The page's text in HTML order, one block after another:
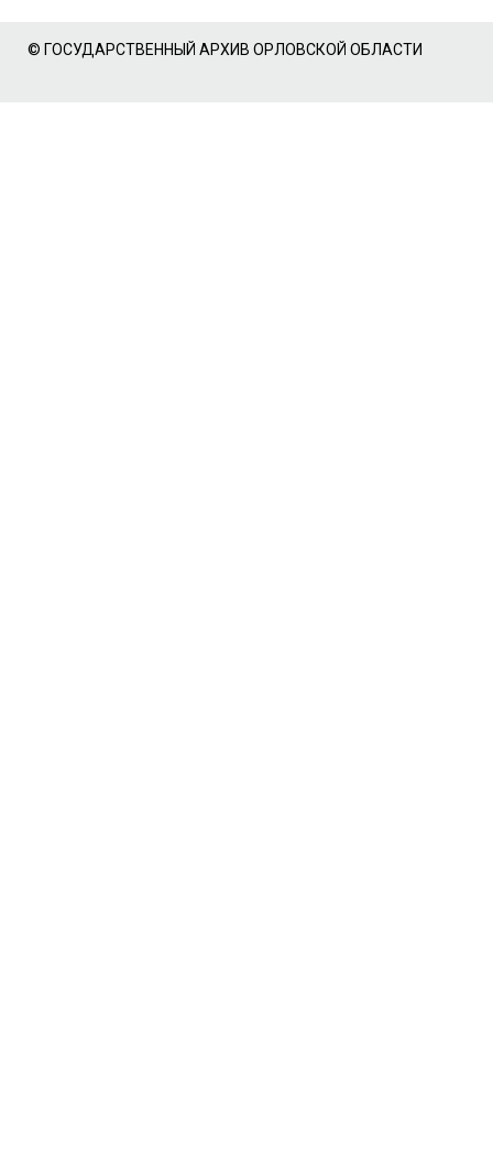
© ГОСУДАРСТВЕННЫЙ АРХИВ ОРЛОВСКОЙ ОБЛАСТИ